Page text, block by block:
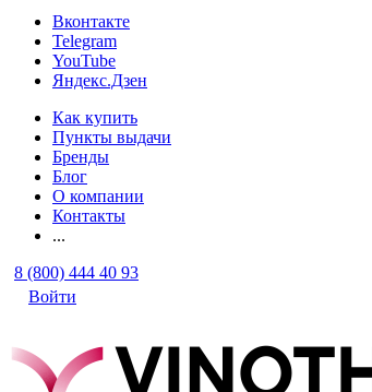
Вконтакте
Telegram
YouTube
Яндекс.Дзен
Как купить
Пункты выдачи
Бренды
Блог
О компании
Контакты
...
8 (800) 444 40 93
Войти